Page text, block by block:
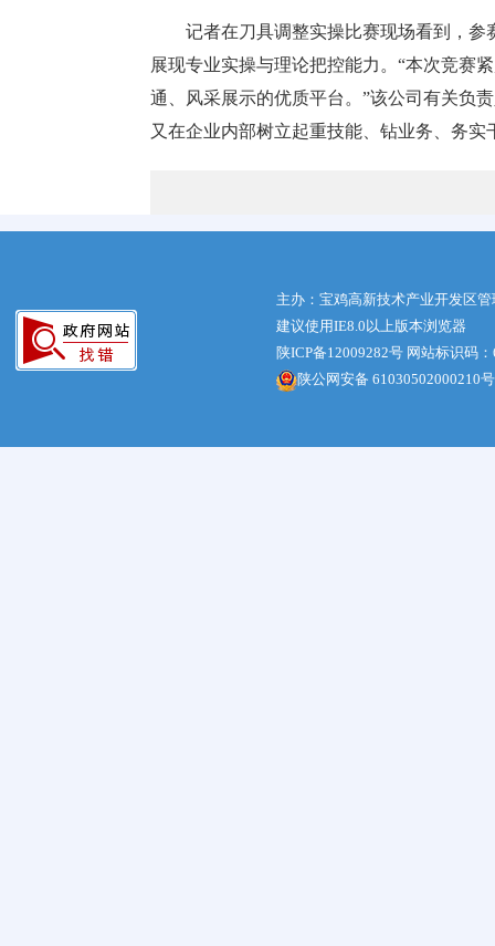
记者在刀具调整实操比赛现场看到，
展现专业实操与理论把控能力。“本次竞赛
通、风采展示的优质平台。”该公司有关负
又在企业内部树立起重技能、钻业务、务
主办：宝鸡高新技术产业开发区
建议使用IE8.0以上版本浏览器
陕ICP备12009282号 网站标识码
陕公网安备 61030502000210号